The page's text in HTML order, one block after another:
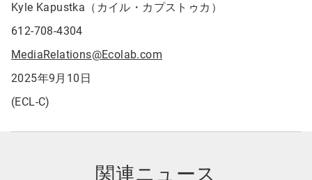
Kyle Kapustka（カイル・カプストゥカ）
612-708-4304
MediaRelations@Ecolab.com
2025年9月10日
(ECL-C)
関連ニュース